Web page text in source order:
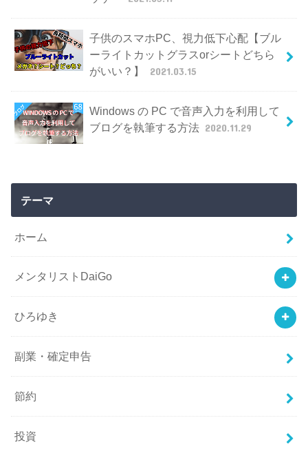
子供のスマホPC、視力低下心配【ブル
ーライトカットグラスorシートどちら
がいい？】
2021.03.15
Windows の PC で音声入力を利用して
ブログを執筆する方法 2020.11.29
テーマ
ホーム
メンタリストDaiGo
ひろゆき
副業・確定申告
節約
投資